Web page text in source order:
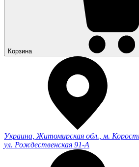
Корзина
Украина, Житомирская обл., м.
ул. Рождественская 91-А